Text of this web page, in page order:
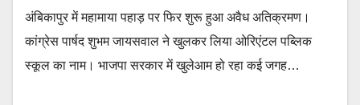
अंबिकापुर में महामाया पहाड़ पर फिर शुरू हुआ अवैध अतिक्रमण।
कांग्रेस पार्षद शुभम जायसवाल ने खुलकर लिया ओरिएंटल पब्लिक
स्कूल का नाम। भाजपा सरकार में खुलेआम हो रहा कई जगह…